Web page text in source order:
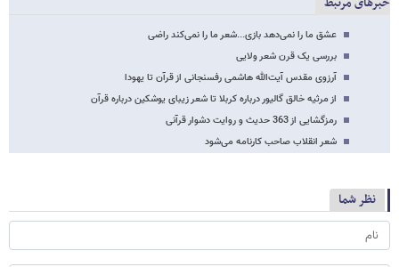
عشق ما را نمی‌دهد بازی...شعر ما را نمی‌کند راضی
بررسی یک قرن شعر ولایی
آرزوی مقدس آیت‌الله هاشمی رفسنجانی از قرآن تا یهودا
از مرثیه خالق گالیور درباره کربلا تا شعر زیبای یوشکین درباره قرآن
رمزگشایی از 363 حدیث و روایت دشوار قرآنی
شعر انقلاب صاحب کارنامه می‌شود
نظر شما